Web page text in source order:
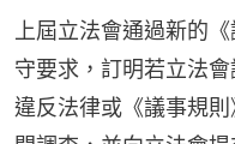
上屆立法會通過新的
守要求，訂明若立法
違反法律或《議事規